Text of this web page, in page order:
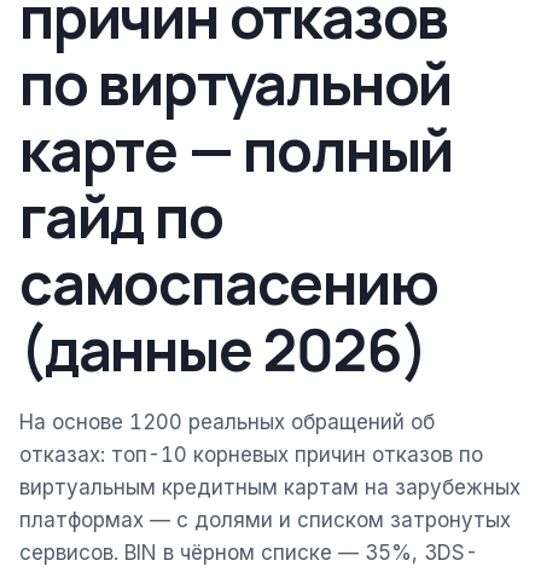
причин отказов
по виртуальной
карте — полный
гайд по
самоспасению
(данные 2026)
На основе 1200 реальных обращений об
отказах: топ-10 корневых причин отказов по
виртуальным кредитным картам на зарубежных
платформах — с долями и списком затронутых
сервисов. BIN в чёрном списке — 35%, 3DS-